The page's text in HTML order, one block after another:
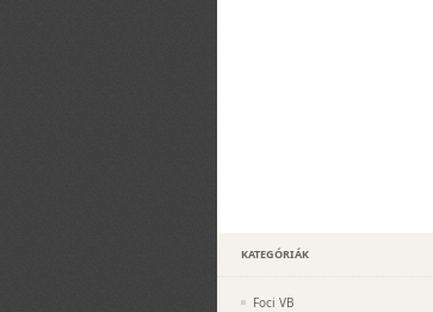
KATEGÓRIÁK
Foci VB